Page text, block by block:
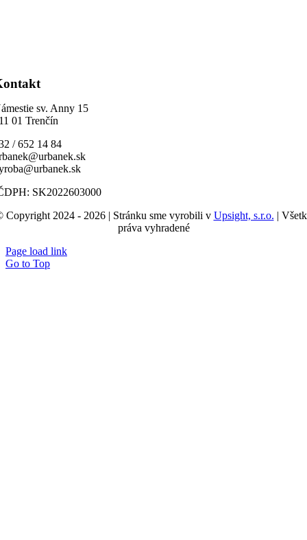
sv. Anny 15
01 Trenčín
/ 652 14 84
SK2022603000
Copyright 2024 - 2026 | Stránku sme vyrobili v Upsight, s.r.o. |
práva vyhradené
Page load link
Go to Top